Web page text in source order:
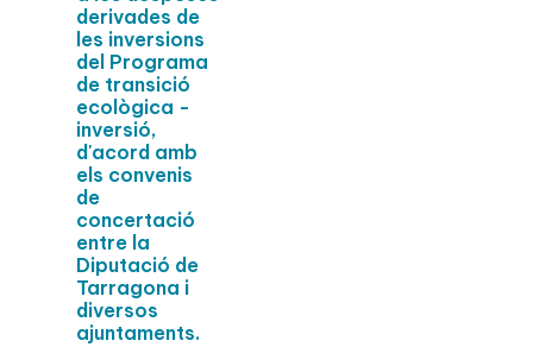
derivades de
les inversions
del Programa
de transició
ecològica -
inversió,
d'acord amb
els convenis
de
concertació
entre la
Diputació de
Tarragona i
diversos
ajuntaments.